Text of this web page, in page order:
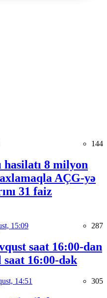
144
hasilatı 8 milyon
AÇG-yə
31 faiz
15:09 287
saat 16:00-dan
saat 16:00-dək
14:51 305